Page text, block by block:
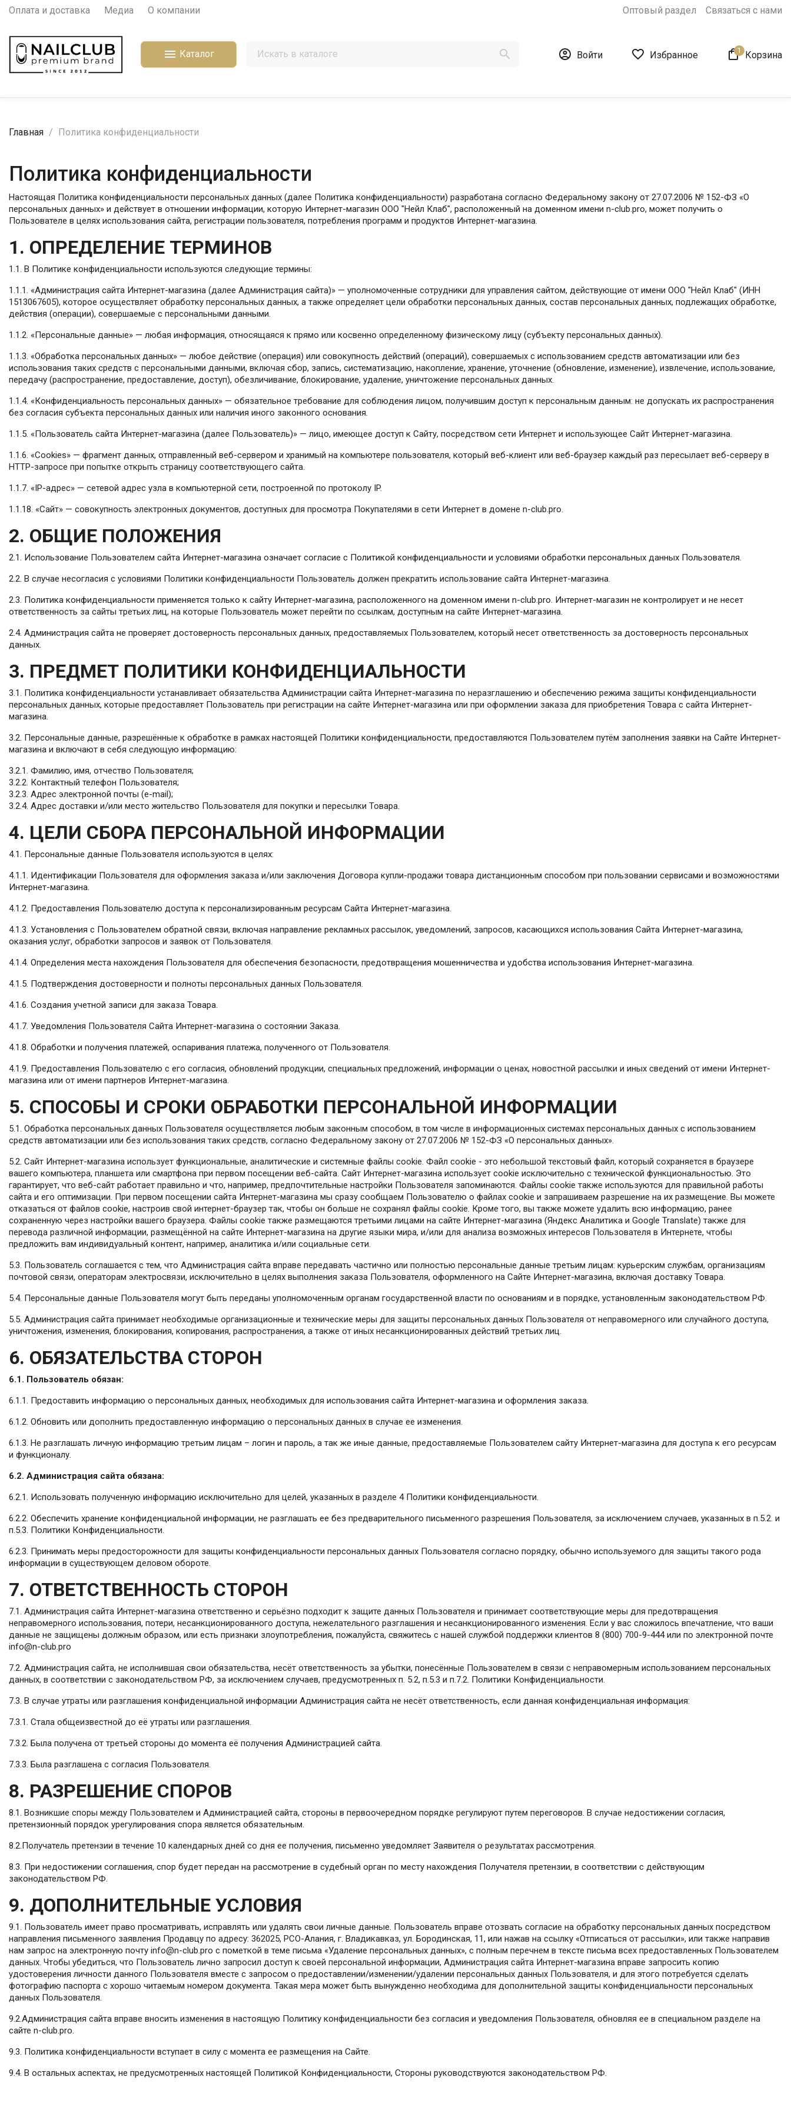
Оплата и доставка Медиа О компании Оптовый раздел Связаться с нами
 Каталог   Войти  Избранное  Корзина
1
Главная Политика конфиденциальности
Политика конфиденциальности
Настоящая Политика конфиденциальности персональных данных (далее Политика конфиденциальности) разработана согласно Федеральному закону от 27.07.2006 № 152-ФЗ «О
персональных данных» и действует в отношении информации, которую Интернет-магазин ООО "Нейл Клаб", расположенный на доменном имени n-club.pro, может получить о
Пользователе в целях использования сайта, регистрации пользователя, потребления программ и продуктов Интернет-магазина.
1. ОПРЕДЕЛЕНИЕ ТЕРМИНОВ
1.1. В Политике конфиденциальности используются следующие термины:
1.1.1. «Администрация сайта Интернет-магазина (далее Администрация сайта)» — уполномоченные сотрудники для управления сайтом, действующие от имени ООО "Нейл Клаб" (ИНН
1513067605), которое осуществляет обработку персональных данных, а также определяет цели обработки персональных данных, состав персональных данных, подлежащих обработке,
действия (операции), совершаемые с персональными данными.
1.1.2. «Персональные данные» — любая информация, относящаяся к прямо или косвенно определенному физическому лицу (субъекту персональных данных).
1.1.3. «Обработка персональных данных» — любое действие (операция) или совокупность действий (операций), совершаемых с использованием средств автоматизации или без
использования таких средств с персональными данными, включая сбор, запись, систематизацию, накопление, хранение, уточнение (обновление, изменение), извлечение, использование,
передачу (распространение, предоставление, доступ), обезличивание, блокирование, удаление, уничтожение персональных данных.
1.1.4. «Конфиденциальность персональных данных» — обязательное требование для соблюдения лицом, получившим доступ к персональным данным: не допускать их распространения
без согласия субъекта персональных данных или наличия иного законного основания.
1.1.5. «Пользователь сайта Интернет-магазина (далее Пользователь)» — лицо, имеющее доступ к Сайту, посредством сети Интернет и использующее Сайт Интернет-магазина.
1.1.6. «Cookies» — фрагмент данных, отправленный веб-сервером и хранимый на компьютере пользователя, который веб-клиент или веб-браузер каждый раз пересылает веб-серверу в
HTTP-запросе при попытке открыть страницу соответствующего сайта.
1.1.7. «IP-адрес» — сетевой адрес узла в компьютерной сети, построенной по протоколу IP.
1.1.18. «Сайт» — совокупность электронных документов, доступных для просмотра Покупателями в сети Интернет в домене n-club.pro.
2. ОБЩИЕ ПОЛОЖЕНИЯ
2.1. Использование Пользователем сайта Интернет-магазина означает согласие с Политикой конфиденциальности и условиями обработки персональных данных Пользователя.
2.2. В случае несогласия с условиями Политики конфиденциальности Пользователь должен прекратить использование сайта Интернет-магазина.
2.3. Политика конфиденциальности применяется только к сайту Интернет-магазина, расположенного на доменном имени n-club.pro. Интернет-магазин не контролирует и не несет
ответственность за сайты третьих лиц, на которые Пользователь может перейти по ссылкам, доступным на сайте Интернет-магазина.
2.4. Администрация сайта не проверяет достоверность персональных данных, предоставляемых Пользователем, который несет ответственность за достоверность персональных
данных.
3. ПРЕДМЕТ ПОЛИТИКИ КОНФИДЕНЦИАЛЬНОСТИ
3.1. Политика конфиденциальности устанавливает обязательства Администрации сайта Интернет-магазина по неразглашению и обеспечению режима защиты конфиденциальности
персональных данных, которые предоставляет Пользователь при регистрации на сайте Интернет-магазина или при оформлении заказа для приобретения Товара с сайта Интернет-
магазина.
3.2. Персональные данные, разрешённые к обработке в рамках настоящей Политики конфиденциальности, предоставляются Пользователем путём заполнения заявки на Сайте Интернет-
магазина и включают в себя следующую информацию:
3.2.1. Фамилию, имя, отчество Пользователя;
3.2.2. Контактный телефон Пользователя;
3.2.3. Адрес электронной почты (e-mail);
3.2.4. Адрес доставки и/или место жительство Пользователя для покупки и пересылки Товара.
4. ЦЕЛИ СБОРА ПЕРСОНАЛЬНОЙ ИНФОРМАЦИИ
4.1. Персональные данные Пользователя используются в целях:
4.1.1. Идентификации Пользователя для оформления заказа и/или заключения Договора купли-продажи товара дистанционным способом при пользовании сервисами и возможностями
Интернет-магазина.
4.1.2. Предоставления Пользователю доступа к персонализированным ресурсам Сайта Интернет-магазина.
4.1.3. Установления с Пользователем обратной связи, включая направление рекламных рассылок, уведомлений, запросов, касающихся использования Сайта Интернет-магазина,
оказания услуг, обработки запросов и заявок от Пользователя.
4.1.4. Определения места нахождения Пользователя для обеспечения безопасности, предотвращения мошенничества и удобства использования Интернет-магазина.
4.1.5. Подтверждения достоверности и полноты персональных данных Пользователя.
4.1.6. Создания учетной записи для заказа Товара.
4.1.7. Уведомления Пользователя Сайта Интернет-магазина о состоянии Заказа.
4.1.8. Обработки и получения платежей, оспаривания платежа, полученного от Пользователя.
4.1.9. Предоставления Пользователю с его согласия, обновлений продукции, специальных предложений, информации о ценах, новостной рассылки и иных сведений от имени Интернет-
магазина или от имени партнеров Интернет-магазина.
5. СПОСОБЫ И СРОКИ ОБРАБОТКИ ПЕРСОНАЛЬНОЙ ИНФОРМАЦИИ
5.1. Обработка персональных данных Пользователя осуществляется любым законным способом, в том числе в информационных системах персональных данных с использованием
средств автоматизации или без использования таких средств, согласно Федеральному закону от 27.07.2006 № 152-ФЗ «О персональных данных».
5.2. Сайт Интернет-магазина использует функциональные, аналитические и системные файлы cookie. Файл cookie - это небольшой текстовый файл, который сохраняется в браузере
вашего компьютера, планшета или смартфона при первом посещении веб-сайта. Сайт Интернет-магазина использует cookie исключительно с технической функциональностью. Это
гарантирует, что веб-сайт работает правильно и что, например, предпочтительные настройки Пользователя запоминаются. Файлы cookie также используются для правильной работы
сайта и его оптимизации. При первом посещении сайта Интернет-магазина мы сразу сообщаем Пользователю о файлах cookie и запрашиваем разрешение на их размещение. Вы можете
отказаться от файлов cookie, настроив свой интернет-браузер так, чтобы он больше не сохранял файлы cookie. Кроме того, вы также можете удалить всю информацию, ранее
сохраненную через настройки вашего браузера. Файлы cookie также размещаются третьими лицами на сайте Интернет-магазина (Яндекс Аналитика и Google Translate) также для
перевода различной информации, размещённой на сайте Интернет-магазина на другие языки мира, и/или для анализа возможных интересов Пользователя в Интернете, чтобы
предложить вам индивидуальный контент, например, аналитика и/или социальные сети.
5.3. Пользователь соглашается с тем, что Администрация сайта вправе передавать частично или полностью персональные данные третьим лицам: курьерским службам, организациям
почтовой связи, операторам электросвязи, исключительно в целях выполнения заказа Пользователя, оформленного на Сайте Интернет-магазина, включая доставку Товара.
5.4. Персональные данные Пользователя могут быть переданы уполномоченным органам государственной власти по основаниям и в порядке, установленным законодательством РФ.
5.5. Администрация сайта принимает необходимые организационные и технические меры для защиты персональных данных Пользователя от неправомерного или случайного доступа,
уничтожения, изменения, блокирования, копирования, распространения, а также от иных несанкционированных действий третьих лиц.
6. ОБЯЗАТЕЛЬСТВА СТОРОН
6.1. Пользователь обязан:
6.1.1. Предоставить информацию о персональных данных, необходимых для использования сайта Интернет-магазина и оформления заказа.
6.1.2. Обновить или дополнить предоставленную информацию о персональных данных в случае ее изменения.
6.1.3. Не разглашать личную информацию третьим лицам – логин и пароль, а так же иные данные, предоставляемые Пользователем сайту Интернет-магазина для доступа к его ресурсам
и функционалу.
6.2. Администрация сайта обязана:
6.2.1. Использовать полученную информацию исключительно для целей, указанных в разделе 4 Политики конфиденциальности.
6.2.2. Обеспечить хранение конфиденциальной информации, не разглашать ее без предварительного письменного разрешения Пользователя, за исключением случаев, указанных в п.5.2. и
п.5.3. Политики Конфиденциальности.
6.2.3. Принимать меры предосторожности для защиты конфиденциальности персональных данных Пользователя согласно порядку, обычно используемого для защиты такого рода
информации в существующем деловом обороте.
7. ОТВЕТСТВЕННОСТЬ СТОРОН
7.1. Администрация сайта Интернет-магазина ответственно и серьёзно подходит к защите данных Пользователя и принимает соответствующие меры для предотвращения
неправомерного использования, потери, несанкционированного доступа, нежелательного разглашения и несанкционированного изменения. Если у вас сложилось впечатление, что ваши
данные не защищены должным образом, или есть признаки злоупотребления, пожалуйста, свяжитесь с нашей службой поддержки клиентов 8 (800) 700-9-444 или по электронной почте
info@n-club.pro
7.2. Администрация сайта, не исполнившая свои обязательства, несёт ответственность за убытки, понесённые Пользователем в связи с неправомерным использованием персональных
данных, в соответствии с законодательством РФ, за исключением случаев, предусмотренных п. 5.2, п.5.3 и п.7.2. Политики Конфиденциальности.
7.3. В случае утраты или разглашения конфиденциальной информации Администрация сайта не несёт ответственность, если данная конфиденциальная информация:
7.3.1. Стала общеизвестной до её утраты или разглашения.
7.3.2. Была получена от третьей стороны до момента её получения Администрацией сайта.
7.3.3. Была разглашена с согласия Пользователя.
8. РАЗРЕШЕНИЕ СПОРОВ
8.1. Возникшие споры между Пользователем и Администрацией сайта, стороны в первоочередном порядке регулируют путем переговоров. В случае недостижении согласия,
претензионный порядок урегулирования спора является обязательным.
8.2.Получатель претензии в течение 10 календарных дней со дня ее получения, письменно уведомляет Заявителя о результатах рассмотрения.
8.3. При недостижении соглашения, спор будет передан на рассмотрение в судебный орган по месту нахождения Получателя претензии, в соответствии с действующим
законодательством РФ.
9. ДОПОЛНИТЕЛЬНЫЕ УСЛОВИЯ
9.1. Пользователь имеет право просматривать, исправлять или удалять свои личные данные. Пользователь вправе отозвать согласие на обработку персональных данных посредством
направления письменного заявления Продавцу по адресу: 362025, РСО-Алания, г. Владикавказ, ул. Бородинская, 11, или нажав на ссылку «Отписаться от рассылки», или также направив
нам запрос на электронную почту info@n-club.pro с пометкой в теме письма «Удаление персональных данных», с полным перечнем в тексте письма всех предоставленных Пользователем
данных. Чтобы убедиться, что Пользователь лично запросил доступ к своей персональной информации, Администрация сайта Интернет-магазина вправе запросить копию
удостоверения личности данного Пользователя вместе с запросом о предоставлении/изменении/удалении персональных данных Пользователя, и для этого потребуется сделать
фотографию паспорта с хорошо читаемым номером документа. Такая мера может быть вынужденно необходима для дополнительной защиты конфиденциальности персональных
данных Пользователя.
9.2.Администрация сайта вправе вносить изменения в настоящую Политику конфиденциальности без согласия и уведомления Пользователя, обновляя ее в специальном разделе на
сайте n-club.pro.
9.3. Политика конфиденциальности вступает в силу с момента ее размещения на Сайте.
9.4. В остальных аспектах, не предусмотренных настоящей Политикой Конфиденциальности, Стороны руководствуются законодательством РФ.